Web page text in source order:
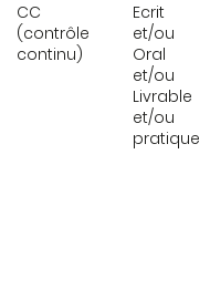
CC
(contrôle
continu)
Ecrit
et/ou
Oral
et/ou
Livrable
et/ou
pratique